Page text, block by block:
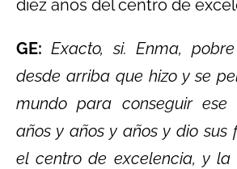
diez años del centro de
GE: Exacto, si. Enma,
desde arriba que hizo y se
mundo para conseguir ese
años y años y años y dio sus
el centro de excelencia, y la